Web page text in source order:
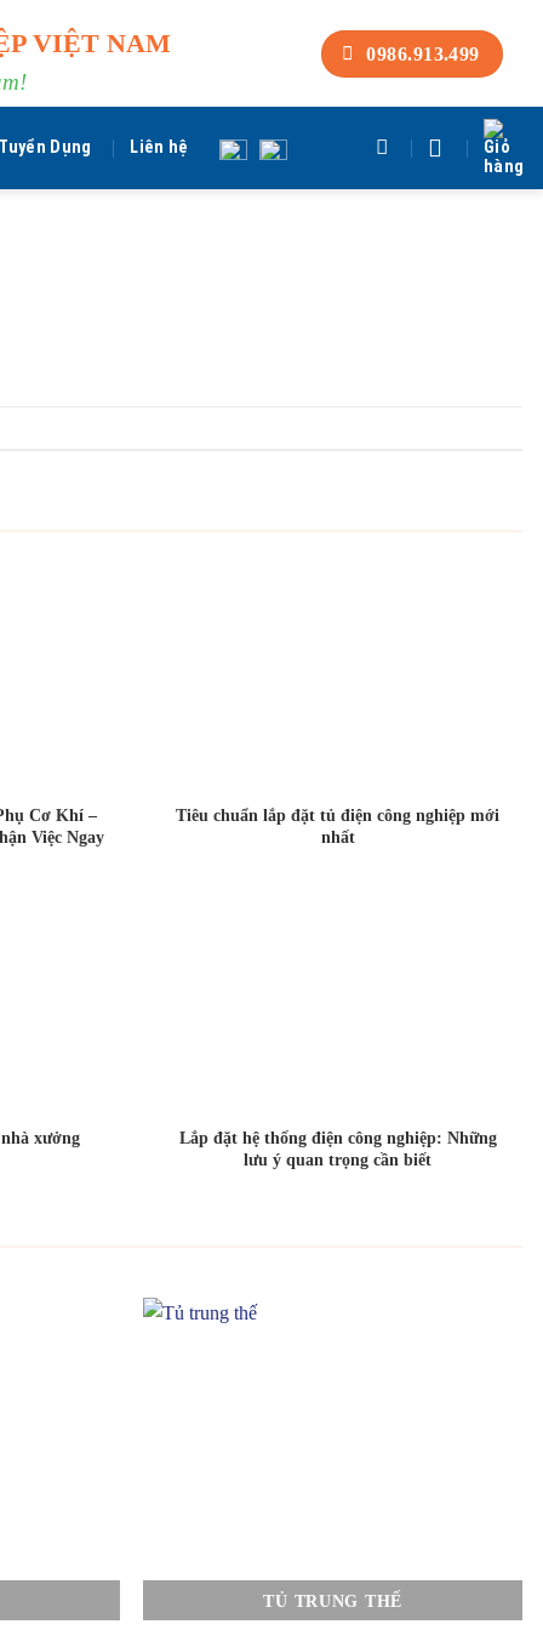
VIỆT NAM 0986.913.499
Dụng Liên hệ
Cơ Khí –
Việc Ngay
Tiêu chuẩn lắp đặt tủ điện công nghiệp mới
nhất
xưởng
Lắp đặt hệ thống điện công nghiệp: Những
lưu ý quan trọng cần biết
TỦ TRUNG THẾ